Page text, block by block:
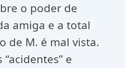
o poder de
amiga e a total
de M. é mal vista.
e